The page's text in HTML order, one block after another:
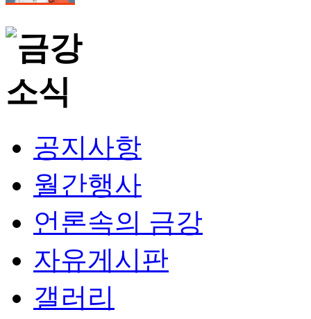
공지사항
월간행사
언론속의 금강
자유게시판
갤러리